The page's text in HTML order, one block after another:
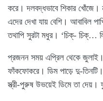
করে। দলবদ্ধভাবে শিকার খোঁজে।
এদের দেখা যায় বেশি। আবাবিল
তথাপি সুরটা মধুর। ‘চিক্- চিক্…
প্রজনন সময় এপ্রিল থেকে জুলাই।
ফাঁকফোকরে। ডিম পাড়ে দু-তিনটি।
স্ত্রী-পুরুষ উভয়েই ডিমে তা